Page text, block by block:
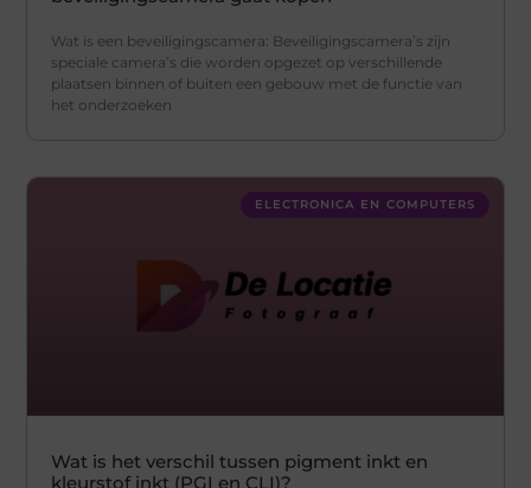
Wat is een beveiligingscamera: Beveiligingscamera’s zijn
speciale camera’s die worden opgezet op verschillende
plaatsen binnen of buiten een gebouw met de functie van
het onderzoeken
ELECTRONICA EN COMPUTERS
Wat is het verschil tussen pigment inkt en
kleurstof inkt (PGI en CLI)?